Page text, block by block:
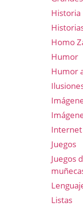
Historia
Homo
Humor
Humor
Internet
Juegos
Juegos
Listas